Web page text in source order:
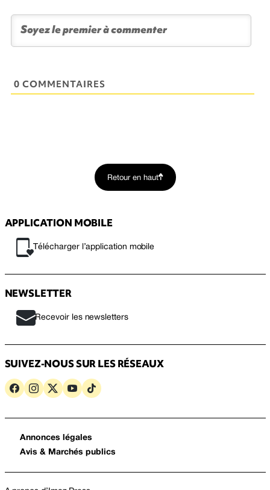
0 COMMENTAIRES
Retour en haut
APPLICATION MOBILE
Télécharger l’application mobile
NEWSLETTER
Recevoir les newsletters
SUIVEZ-NOUS SUR LES RÉSEAUX
Annonces légales
Avis & Marchés publics